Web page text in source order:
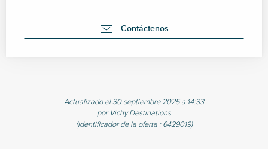
Contáctenos
Actualizado el 30 septiembre 2025 a 14:33
por Vichy Destinations
(Identificador de la oferta : 6429019)